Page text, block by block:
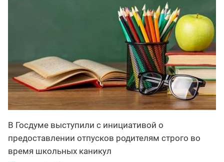
В Госдуме выступили с инициативой о
предоставлении отпусков родителям строго во
время школьных каникул